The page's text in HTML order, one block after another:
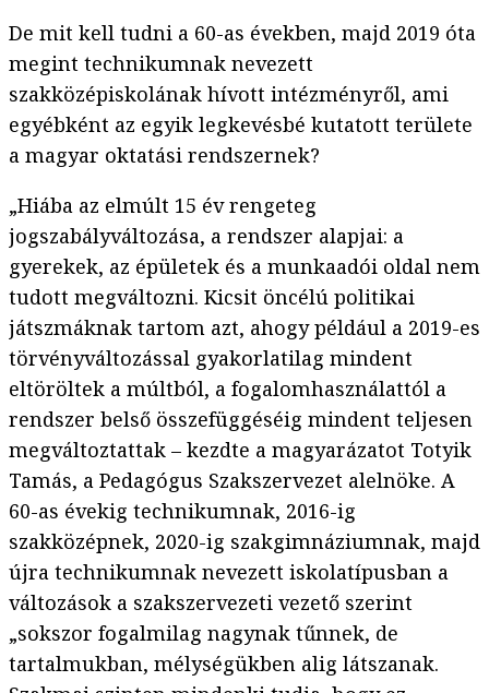
De mit kell tudni a 60-as években, majd 2019 óta
megint technikumnak nevezett
szakközépiskolának hívott intézményről, ami
egyébként az egyik legkevésbé kutatott területe
a magyar oktatási rendszernek?
„Hiába az elmúlt 15 év rengeteg
jogszabályváltozása, a rendszer alapjai: a
gyerekek, az épületek és a munkaadói oldal nem
tudott megváltozni. Kicsit öncélú politikai
játszmáknak tartom azt, ahogy például a 2019-es
törvényváltozással gyakorlatilag mindent
eltöröltek a múltból, a fogalomhasználattól a
rendszer belső összefüggéséig mindent teljesen
megváltoztattak – kezdte a magyarázatot Totyik
Tamás, a Pedagógus Szakszervezet alelnöke. A
60-as évekig technikumnak, 2016-ig
szakközépnek, 2020-ig szakgimnáziumnak, majd
újra technikumnak nevezett iskolatípusban a
változások a szakszervezeti vezető szerint
„sokszor fogalmilag nagynak tűnnek, de
tartalmukban, mélységükben alig látszanak.